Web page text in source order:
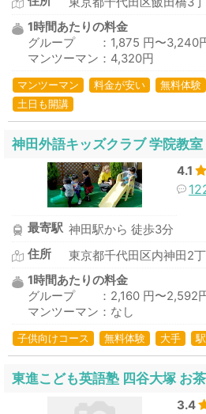
1時間あたりの料金
グループ ：1,875 円〜3,240
マンツーマン：4,320円
マンツーマン 料金が安い 無料体験
土日も開講
神田外語キッズクラブ 学院教室
4.1
最寄駅 神田駅から 徒歩3分
住所
東京都千代田区内神田2
1時間あたりの料金
グループ ：2,160 円〜2,592
マンツーマン：なし
子供向けコース 無料体験 大手
東進こども英語塾 四谷大塚 お
3.4